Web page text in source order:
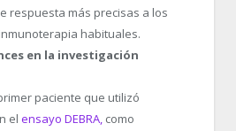
respuesta más precisas a los
habituales.
en la investigación
paciente que utilizó
el ensayo DEBRA, como